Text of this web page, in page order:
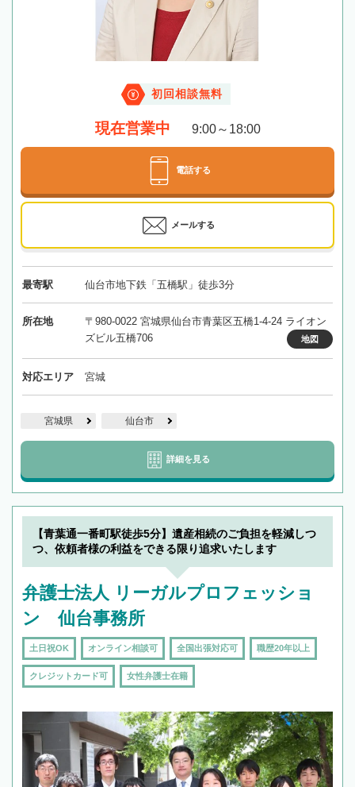
初回相談無料
現在営業中 9:00～18:00
電話する
メールする
最寄駅 仙台市地下鉄「五橋駅」徒歩3分
所在地
〒980-0022 宮城県仙台市青葉区五橋1-4-24 ライオン
ズビル五橋706
地図
対応エリア 宮城
宮城県 仙台市
詳細を見る
【青葉通一番町駅徒歩5分】遺産相続のご負担を軽減しつ
つ、依頼者様の利益をできる限り追求いたします
弁護士法人 リーガルプロフェッショ
ン 仙台事務所
土日祝OK オンライン相談可 全国出張対応可 職歴20年以上
クレジットカード可 女性弁護士在籍